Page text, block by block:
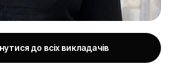
до всіх викладачів